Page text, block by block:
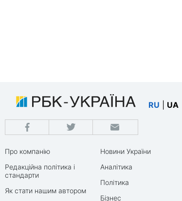
RU UA
Про компанію
Редакційна політика і
стандарти
Як стати нашим автором
Новини України
Аналітика
Політика
Бізнес